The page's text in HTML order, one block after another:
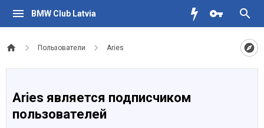
BMW Club Latvia
Пользователи Aries
Aries является подписчиком
пользователей